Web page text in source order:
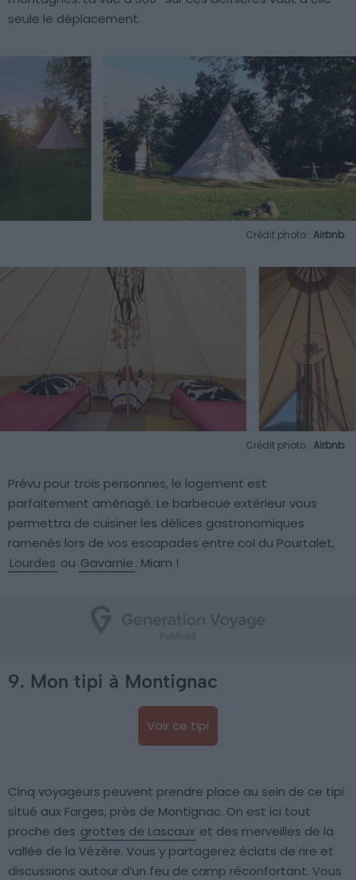
seule le déplacement.
Crédit photo : Airbnb
Crédit photo : Airbnb
Prévu pour trois personnes, le logement est
parfaitement aménagé. Le barbecue extérieur vous
permettra de cuisiner les délices gastronomiques
ramenés lors de vos escapades entre col du Pourtalet,
Lourdes ou Gavarnie. Miam !
9. Mon tipi à Montignac
Voir ce tipi
Cinq voyageurs peuvent prendre place au sein de ce tipi
situé aux Farges, près de Montignac. On est ici tout
proche des grottes de Lascaux et des merveilles de la
vallée de la Vézère. Vous y partagerez éclats de rire et
discussions autour d’un feu de camp réconfortant. Vous